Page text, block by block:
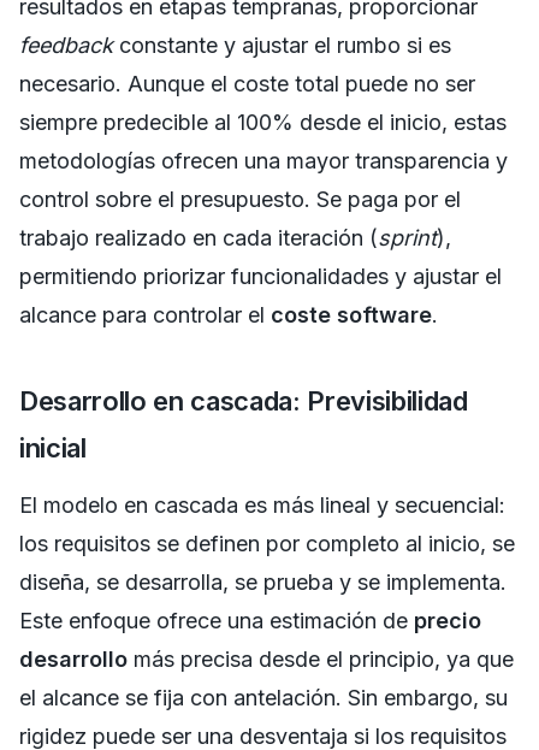
resultados en etapas tempranas, proporcionar
feedbackconstante y ajustar el rumbo si es
necesario. Aunque el coste total puede no ser
siempre predecible al 100% desde el inicio, estas
metodologías ofrecen una mayor transparencia y
control sobre el presupuesto. Se paga por el
trabajo realizado en cada iteración (sprint),
permitiendo priorizar funcionalidades y ajustar el
alcance para controlar el coste software.
Desarrollo en cascada: Previsibilidad
inicial
El modelo en cascada es más lineal y secuencial:
los requisitos se definen por completo al inicio, se
diseña, se desarrolla, se prueba y se implementa.
Este enfoque ofrece una estimación de precio
desarrollo más precisa desde el principio, ya que
el alcance se fija con antelación. Sin embargo, su
rigidez puede ser una desventaja si los requisitos